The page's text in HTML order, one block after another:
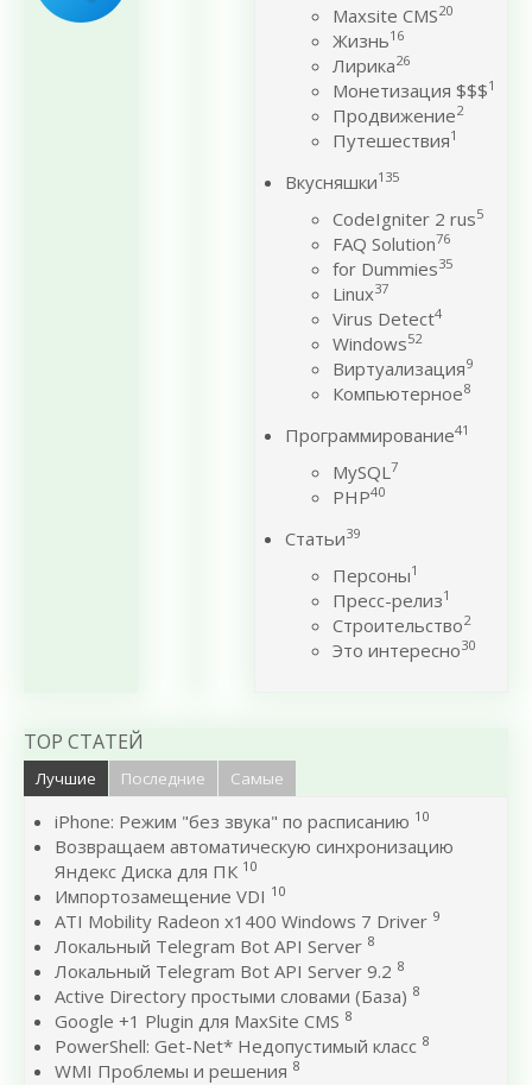
Maxsite CMS20
Жизнь16
Лирика26
Монетизация $$$1
Продвижение2
Путешествия1
Вкусняшки135
CodeIgniter 2 rus5
FAQ Solution76
for Dummies35
Linux37
Virus Detect4
Windows52
Виртуализация9
Компьютерное8
Программирование41
MySQL7
PHP40
Статьи39
Персоны1
Пресс-релиз1
Строительство2
Это интересно30
TOP СТАТЕЙ
Лучшие Последние Самые
iPhone: Режим "без звука" по расписанию 10
Возвращаем автоматическую синхронизацию
Яндекс Диска для ПК 10
Импортозамещение VDI 10
ATI Mobility Radeon x1400 Windows 7 Driver 9
Локальный Telegram Bot API Server 8
Локальный Telegram Bot API Server 9.2 8
Active Directory простыми словами (База) 8
Google +1 Plugin для MaxSite CMS 8
PowerShell: Get-Net* Недопустимый класс 8
WMI Проблемы и решения 8